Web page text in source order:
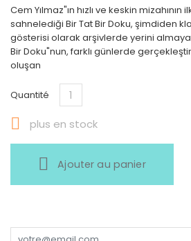
Cem Yılmaz"ın hızlı ve keskin mizahının
sahnelediği Bir Tat Bir Doku, şimdiden
gösterisi olarak arşivlerde yerini
Bir Doku"nun, farklı günlerde
oluşan
Quantité
 plus en stock
Ajouter au panier